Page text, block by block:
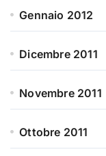
Gennaio 2012
Dicembre 2011
Novembre 2011
Ottobre 2011